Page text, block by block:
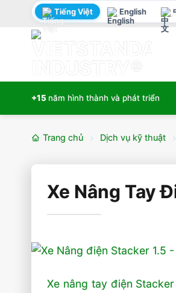
Tiếng Việt English
+15 năm hình thành và phát triển
Trang chủ Dịch vụ kỹ thuật
Xe Nâng Tay
Xe nâng tay điện Stacker